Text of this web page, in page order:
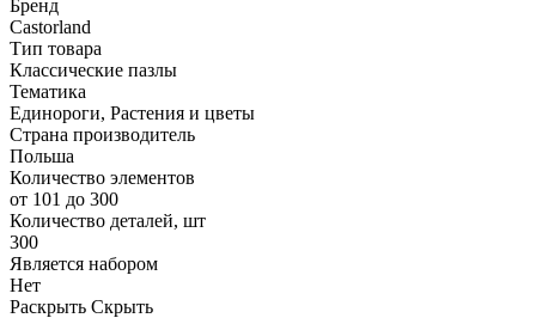
Бренд
Castorland
Тип товара
Классические пазлы
Тематика
Единороги, Растения и цветы
Страна производитель
Польша
Количество элементов
от 101 до 300
Количество деталей, шт
300
Является набором
Нет
Раскрыть Скрыть